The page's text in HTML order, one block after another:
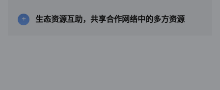
生态资源互助，共享合作网络中的多方资源